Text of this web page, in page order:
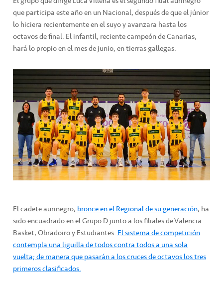
que participa este año en un Nacional, después de que el júnior
lo hiciera recientemente en el suyo y avanzara hasta los
octavos de final. El infantil, reciente campeón de Canarias,
hará lo propio en el mes de junio, en tierras gallegas.
El cadete aurinegro,bronce en el Regional de su generación, ha
sido encuadrado en el Grupo D junto a los filiales de Valencia
Basket, Obradoiro y Estudiantes.El sistema de competición
contempla una liguilla de todos contra todos a una sola
vuelta; de manera que pasarán a los cruces de octavos los tres
primeros clasificados.